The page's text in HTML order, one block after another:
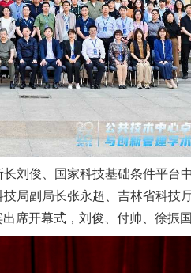
长刘俊、国家科技基础条件平台
局副局长张永超、吉林省科技
席开幕式，刘俊、付帅、徐振